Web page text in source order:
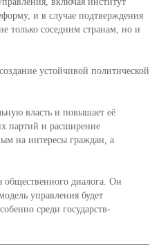
и в случае подтверждения
только соседним странам, но и
устойчивой политической
власть и повышает её
партий и расширение
на интересы граждан, а
общественного диалога. Он
управления будет
среди государств-